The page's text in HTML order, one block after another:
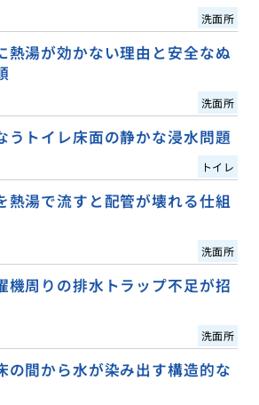
洗面所
熱湯が効かない理由と安全なぬ
洗面所
うトイレ床面の静かな浸水問題
トイレ
熱湯で流すと配管が壊れる仕組
洗面所
機周りの排水トラップ不足が招
洗面所
の間から水が染み出す構造的な